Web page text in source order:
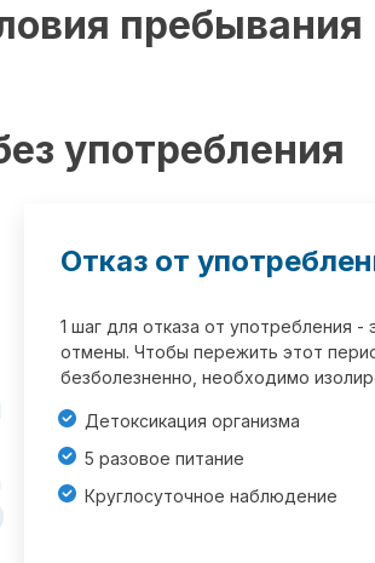
пребывания
употребления
Отказ от
1 шаг для отказа от употребления
отмены. Чтобы пережить этот
безболезненно, необходимо
Детоксикация организма
5 разовое питание
Круглосуточное наблюдение